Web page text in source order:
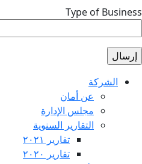
Type of Business
الشركة
عن أمان
مجلس الإدارة
التقارير السنوية
تقارير ٢٠٢١
تقارير ٢٠٢٠